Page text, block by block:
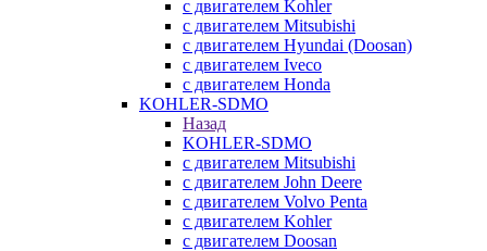
с двигателем Kohler
с двигателем Mitsubishi
с двигателем Hyundai (Doosan)
с двигателем Iveco
с двигателем Honda
KOHLER-SDMO
Назад
KOHLER-SDMO
с двигателем Mitsubishi
с двигателем John Deere
с двигателем Volvo Penta
с двигателем Kohler
с двигателем Doosan